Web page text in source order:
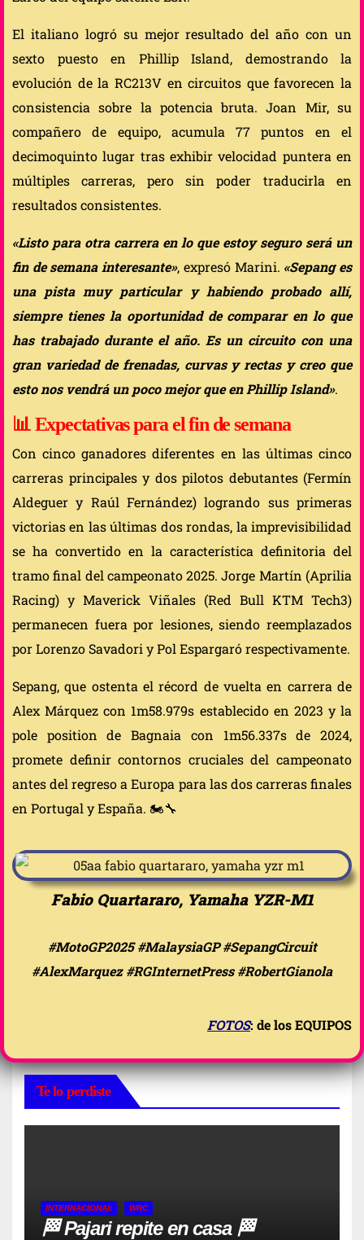
El italiano logró su mejor resultado del año con un
sexto puesto en Phillip Island, demostrando la
evolución de la RC213V en circuitos que favorecen la
consistencia sobre la potencia bruta. Joan Mir, su
compañero de equipo, acumula 77 puntos en el
decimoquinto lugar tras exhibir velocidad puntera en
múltiples carreras, pero sin poder traducirla en
resultados consistentes.
«Listo para otra carrera en lo que estoy seguro será un
fin de semana interesante», expresó Marini. «Sepang es
una pista muy particular y habiendo probado allí,
siempre tienes la oportunidad de comparar en lo que
has trabajado durante el año. Es un circuito con una
gran variedad de frenadas, curvas y rectas y creo que
esto nos vendrá un poco mejor que en Phillip Island».
📊Expectativas para el fin de semana
Con cinco ganadores diferentes en las últimas cinco
carreras principales y dos pilotos debutantes (Fermín
Aldeguer y Raúl Fernández) logrando sus primeras
victorias en las últimas dos rondas, la imprevisibilidad
se ha convertido en la característica definitoria del
tramo final del campeonato 2025. Jorge Martín (Aprilia
Racing) y Maverick Viñales (Red Bull KTM Tech3)
permanecen fuera por lesiones, siendo reemplazados
por Lorenzo Savadori y Pol Espargaró respectivamente.
Sepang, que ostenta el récord de vuelta en carrera de
Alex Márquez con 1m58.979s establecido en 2023 y la
pole position de Bagnaia con 1m56.337s de 2024,
promete definir contornos cruciales del campeonato
antes del regreso a Europa para las dos carreras finales
en Portugal y España. 🏍️🔧
Fabio Quartararo, Yamaha YZR-M1
#MotoGP2025 #MalaysiaGP #SepangCircuit
#AlexMarquez #RGInternetPress #RobertGianola
FOTOS: de los EQUIPOS
Te lo perdiste
INTERNACIONAL WRC
🏁 Pajari repite en casa 🏁